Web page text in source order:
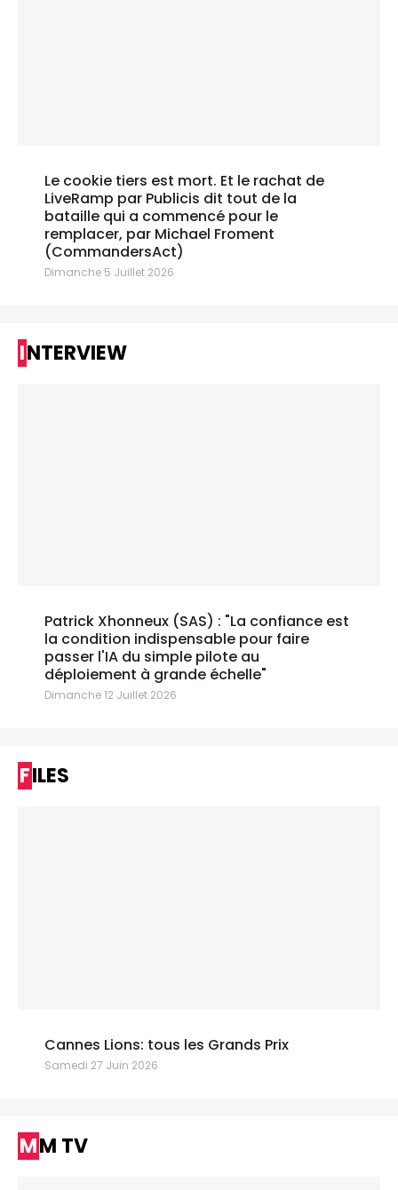
Le cookie tiers est mort. Et le rachat de
LiveRamp par Publicis dit tout de la
bataille qui a commencé pour le
remplacer, par Michael Froment
(CommandersAct)
Dimanche 5 Juillet 2026
INTERVIEW
Patrick Xhonneux (SAS) : "La confiance est
la condition indispensable pour faire
passer l'IA du simple pilote au
déploiement à grande échelle"
Dimanche 12 Juillet 2026
FILES
Cannes Lions: tous les Grands Prix
Samedi 27 Juin 2026
MM TV